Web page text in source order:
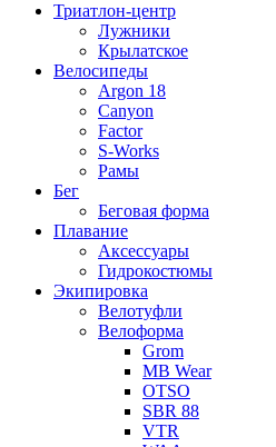
Триатлон-центр
Лужники
Крылатское
Велосипеды
Argon 18
Canyon
Factor
S-Works
Рамы
Бег
Беговая форма
Плавание
Аксессуары
Гидрокостюмы
Экипировка
Велотуфли
Велоформа
Grom
MB Wear
OTSO
SBR 88
VTR